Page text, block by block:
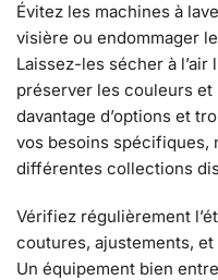
Évitez les machines à
visière ou endommager
Laissez-les sécher à
préserver les couleurs
davantage d’options et
vos besoins spécifiques,
différentes collections
Vérifiez régulièrement
coutures, ajustements,
Un équipement bien